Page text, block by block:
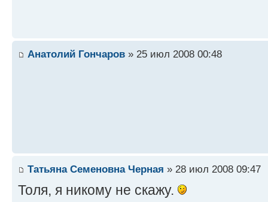
Анатолий Гончаров » 25 июл 2008 00:48
Татьяна Семеновна Черная » 28 июл 2008 09:47
Толя, я никому не скажу.